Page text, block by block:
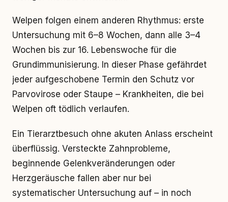
Welpen folgen einem anderen Rhythmus: erste
Untersuchung mit 6–8 Wochen, dann alle 3–4
Wochen bis zur 16. Lebenswoche für die
Grundimmunisierung. In dieser Phase gefährdet
jeder aufgeschobene Termin den Schutz vor
Parvovirose oder Staupe – Krankheiten, die bei
Welpen oft tödlich verlaufen.
Ein Tierarztbesuch ohne akuten Anlass erscheint
überflüssig. Versteckte Zahnprobleme,
beginnende Gelenkveränderungen oder
Herzgeräusche fallen aber nur bei
systematischer Untersuchung auf – in noch